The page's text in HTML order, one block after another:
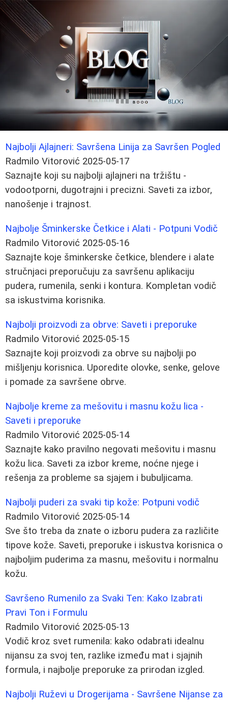
Najbolji Ajlajneri: Savršena Linija za Savršen Pogled
Radmilo Vitorović 2025-05-17
Saznajte koji su najbolji ajlajneri na tržištu -
vodootporni, dugotrajni i precizni. Saveti za izbor,
nanošenje i trajnost.
Najbolje Šminkerske Četkice i Alati - Potpuni Vodič
Radmilo Vitorović 2025-05-16
Saznajte koje šminkerske četkice, blendere i alate
stručnjaci preporučuju za savršenu aplikaciju
pudera, rumenila, senki i kontura. Kompletan vodič
sa iskustvima korisnika.
Najbolji proizvodi za obrve: Saveti i preporuke
Radmilo Vitorović 2025-05-15
Saznajte koji proizvodi za obrve su najbolji po
mišljenju korisnica. Uporedite olovke, senke, gelove
i pomade za savršene obrve.
Najbolje kreme za mešovitu i masnu kožu lica -
Saveti i preporuke
Radmilo Vitorović 2025-05-14
Saznajte kako pravilno negovati mešovitu i masnu
kožu lica. Saveti za izbor kreme, noćne njege i
rešenja za probleme sa sjajem i bubuljicama.
Najbolji puderi za svaki tip kože: Potpuni vodič
Radmilo Vitorović 2025-05-14
Sve što treba da znate o izboru pudera za različite
tipove kože. Saveti, preporuke i iskustva korisnica o
najboljim puderima za masnu, mešovitu i normalnu
kožu.
Savršeno Rumenilo za Svaki Ten: Kako Izabrati
Pravi Ton i Formulu
Radmilo Vitorović 2025-05-13
Vodič kroz svet rumenila: kako odabrati idealnu
nijansu za svoj ten, razlike između mat i sjajnih
formula, i najbolje preporuke za prirodan izgled.
Najbolji Ruževi u Drogerijama - Savršene Nijanse za